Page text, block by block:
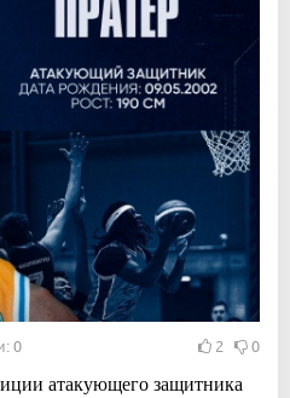
0 2 0
атакующего защитника